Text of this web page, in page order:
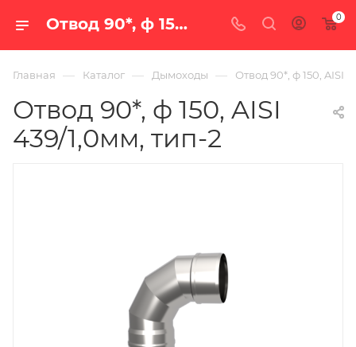
Отвод 90*, ф 150, AISI 439/1,0мм, тип-2 — купить в Екатеринбурге по цене 1 611 руб. в интернет-магазине «100 печей.ру» 0
Главная — Каталог — Дымоходы — Отвод 90*, ф 150, AISI
Отвод 90*, ф 150, AISI
439/1,0мм, тип-2